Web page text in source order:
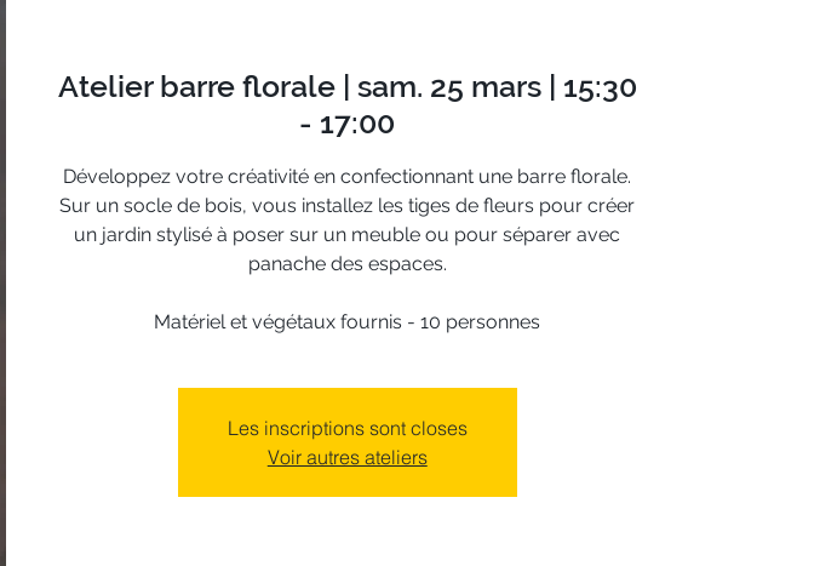
Atelier barre florale | sam. 25 mars | 15:30
- 17:00
Développez votre créativité en confectionnant une barre florale.
Sur un socle de bois, vous installez les tiges de fleurs pour créer
un jardin stylisé à poser sur un meuble ou pour séparer avec
panache des espaces.
Matériel et végétaux fournis - 10 personnes
Les inscriptions sont closes
Voir autres ateliers